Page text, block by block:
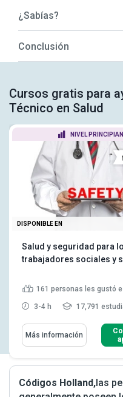
¿Sabías?
Conclusión
Cursos gratis para
Técnico en Salud
NIVEL
DISPONIBLE EN
Salud y seguridad para
trabajadores sociales y
161 personas les gustó
3-4 h 17,791
Más información
Códigos Holland, las